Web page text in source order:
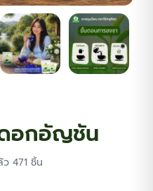
อกอัญชัน
ว 471 ชิ้น